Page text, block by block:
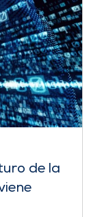
de la